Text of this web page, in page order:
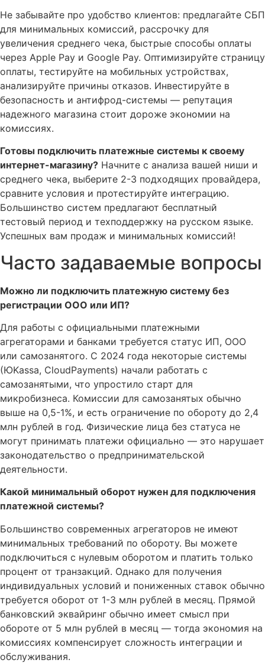
Не забывайте про удобство клиентов: предлагайте СБП
для минимальных комиссий, рассрочку для
увеличения среднего чека, быстрые способы оплаты
через Apple Pay и Google Pay. Оптимизируйте страницу
оплаты, тестируйте на мобильных устройствах,
анализируйте причины отказов. Инвестируйте в
безопасность и антифрод-системы — репутация
надежного магазина стоит дороже экономии на
комиссиях.
Готовы подключить платежные системы к своему
интернет-магазину? Начните с анализа вашей ниши и
среднего чека, выберите 2-3 подходящих провайдера,
сравните условия и протестируйте интеграцию.
Большинство систем предлагают бесплатный
тестовый период и техподдержку на русском языке.
Успешных вам продаж и минимальных комиссий!
Часто задаваемые вопросы
Можно ли подключить платежную систему без
регистрации ООО или ИП?
Для работы с официальными платежными
агрегаторами и банками требуется статус ИП, ООО
или самозанятого. С 2024 года некоторые системы
(ЮKassa, CloudPayments) начали работать с
самозанятыми, что упростило старт для
микробизнеса. Комиссии для самозанятых обычно
выше на 0,5-1%, и есть ограничение по обороту до 2,4
млн рублей в год. Физические лица без статуса не
могут принимать платежи официально — это нарушает
законодательство о предпринимательской
деятельности.
Какой минимальный оборот нужен для подключения
платежной системы?
Большинство современных агрегаторов не имеют
минимальных требований по обороту. Вы можете
подключиться с нулевым оборотом и платить только
процент от транзакций. Однако для получения
индивидуальных условий и пониженных ставок обычно
требуется оборот от 1-3 млн рублей в месяц. Прямой
банковский эквайринг обычно имеет смысл при
обороте от 5 млн рублей в месяц — тогда экономия на
комиссиях компенсирует сложность интеграции и
обслуживания.